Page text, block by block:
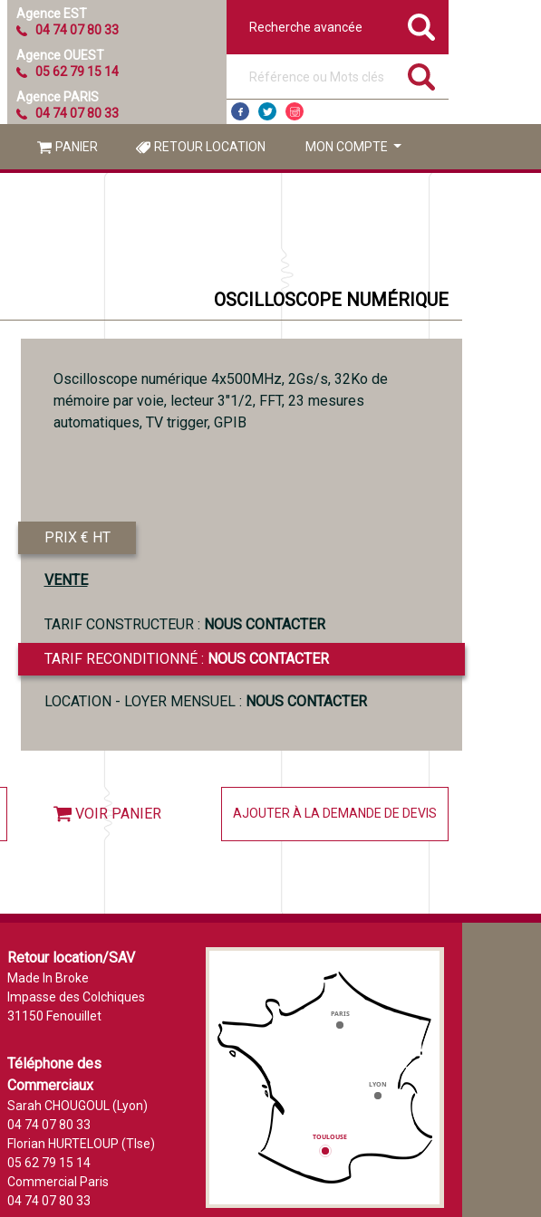
Agence EST
04 74 07 80 33
Agence OUEST
05 62 79 15 14
Agence PARIS
04 74 07 80 33
Recherche avancée
PANIER RETOUR LOCATION MON COMPTE
OSCILLOSCOPE NUMÉRIQUE
Oscilloscope numérique 4x500MHz, 2Gs/s, 32Ko de
mémoire par voie, lecteur 3"1/2, FFT, 23 mesures
automatiques, TV trigger, GPIB
PRIX € HT
VENTE
TARIF CONSTRUCTEUR : NOUS CONTACTER
TARIF RECONDITIONNÉ : NOUS CONTACTER
LOCATION - LOYER MENSUEL : NOUS CONTACTER
VOIR PANIER AJOUTER À LA DEMANDE DE DEVIS
Retour location/SAV
Made In Broke
Impasse des Colchiques
31150 Fenouillet
Téléphone des
Commerciaux
Sarah CHOUGOUL (Lyon)
04 74 07 80 33
Florian HURTELOUP (Tlse)
05 62 79 15 14
Commercial Paris
04 74 07 80 33